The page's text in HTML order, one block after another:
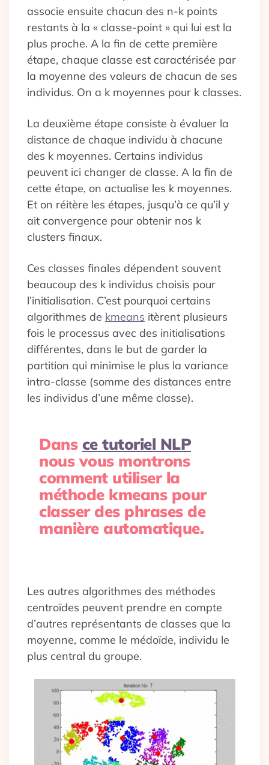
associe ensuite chacun des n-k points
restants à la « classe-point » qui lui est la
plus proche. A la fin de cette première
étape, chaque classe est caractérisée par
la moyenne des valeurs de chacun de ses
individus. On a k moyennes pour k classes.
La deuxième étape consiste à évaluer la
distance de chaque individu à chacune
des k moyennes. Certains individus
peuvent ici changer de classe. A la fin de
cette étape, on actualise les k moyennes.
Et on réitère les étapes, jusqu’à ce qu’il y
ait convergence pour obtenir nos k
clusters finaux.
Ces classes finales dépendent souvent
beaucoup des k individus choisis pour
l’initialisation. C’est pourquoi certains
algorithmes de kmeans itèrent plusieurs
fois le processus avec des initialisations
différentes, dans le but de garder la
partition qui minimise le plus la variance
intra-classe (somme des distances entre
les individus d’une même classe).
Dans ce tutoriel NLP
nous vous montrons
comment utiliser la
méthode kmeans pour
classer des phrases de
manière automatique.
Les autres algorithmes des méthodes
centroïdes peuvent prendre en compte
d’autres représentants de classes que la
moyenne, comme le médoïde, individu le
plus central du groupe.